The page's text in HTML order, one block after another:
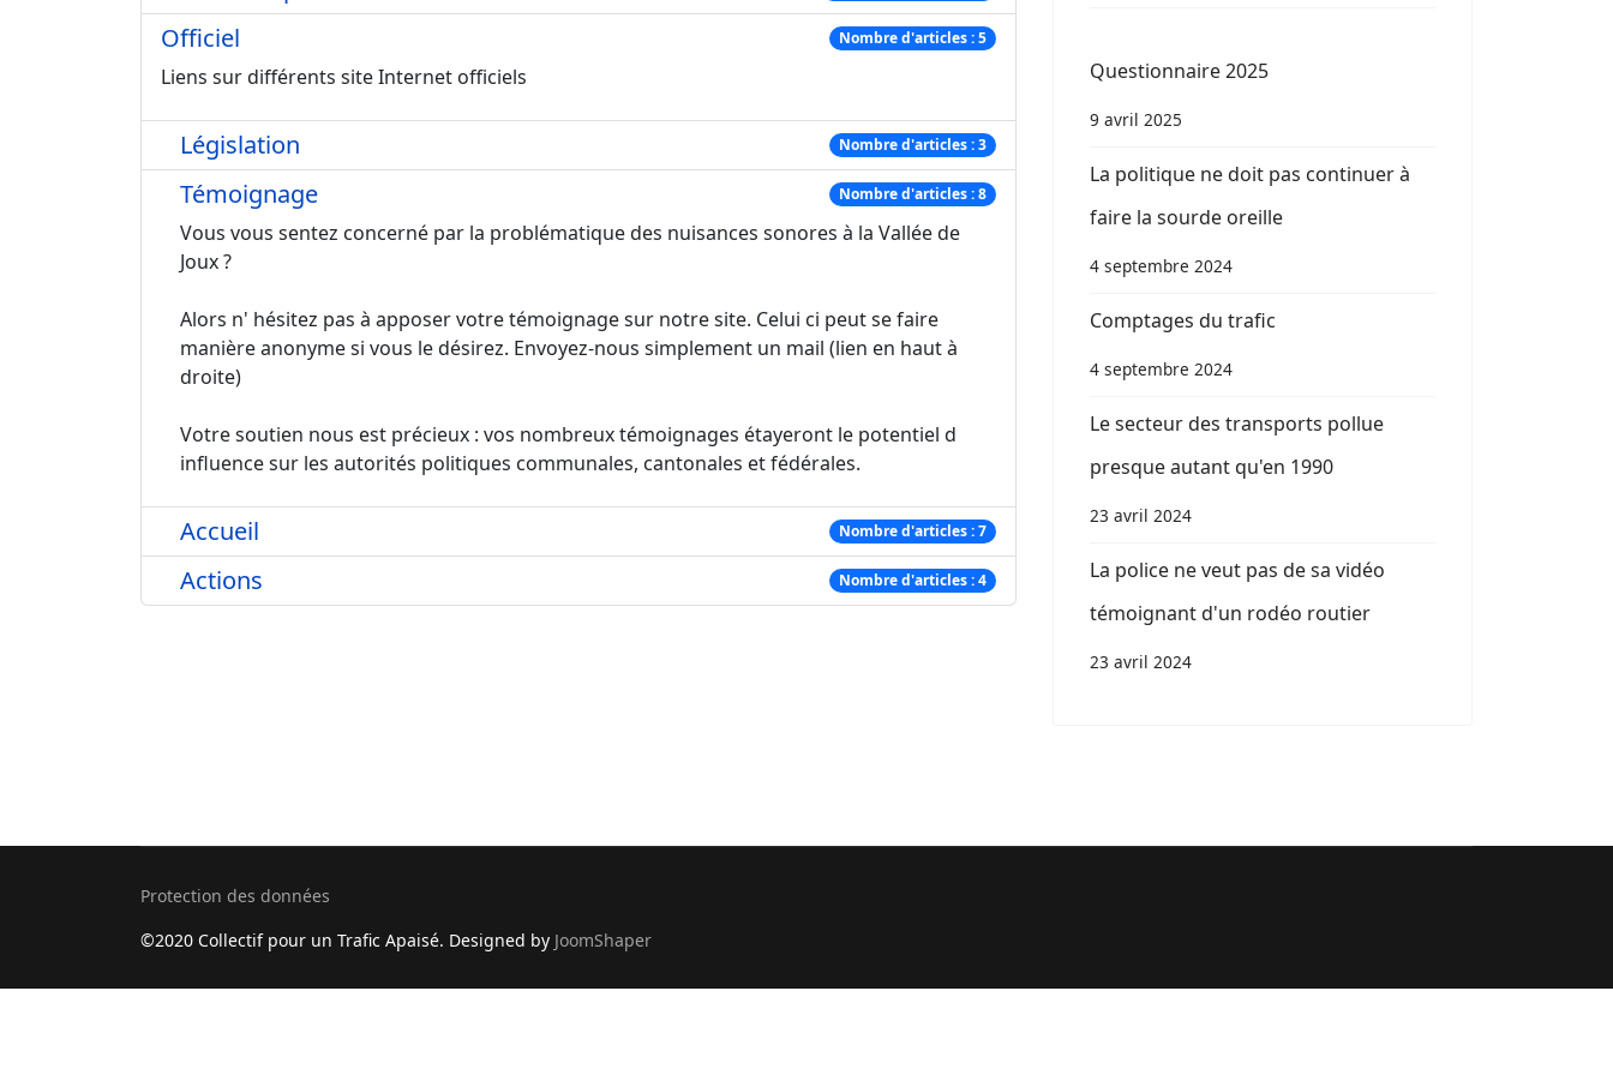
Officiel
Nombre d'articles : 5
Liens sur différents site Internet officiels
Législation Nombre d'articles : 3
Témoignage Nombre d'articles : 8
Vous vous sentez concerné par la problématique des nuisances sonores à la Vallée de
Joux ?
Alors n' hésitez pas à apposer votre témoignage sur notre site. Celui ci peut se faire
manière anonyme si vous le désirez. Envoyez-nous simplement un mail (lien en haut à
droite)
Votre soutien nous est précieux : vos nombreux témoignages étayeront le potentiel d
influence sur les autorités politiques communales, cantonales et fédérales.
Accueil Nombre d'articles : 7
Actions Nombre d'articles : 4
Questionnaire 2025
9 avril 2025
La politique ne doit pas continuer à
faire la sourde oreille
4 septembre 2024
Comptages du trafic
4 septembre 2024
Le secteur des transports pollue
presque autant qu'en 1990
23 avril 2024
La police ne veut pas de sa vidéo
témoignant d'un rodéo routier
23 avril 2024
Protection des données
©2020 Collectif pour un Trafic Apaisé. Designed by JoomShaper